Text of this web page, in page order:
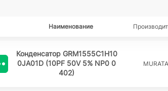
Наименование
Конденсатор GRM1555C1H10
0JA01D (10PF 50V 5% NP0 0
402)
MURATA